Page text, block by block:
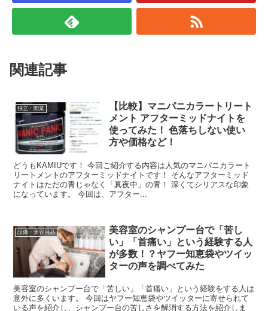
関連記事
独立・開業
【比較】マニパニカラートリート
メント アフターミッドナイトを
使ってみた！ 色落ちしない使い
方や価格など！
どうもKAMIUです！ 今回ご紹介する内容は人気のマニパニカラート
リートメントのアフターミッドナイトです！ そんなアフターミッド
ナイトはただの青じゃなく「真夜中」の青！ 深くてシリアスな印象
になっています。 今回は、アフター...
設備・美容用品
美容室のシャンプー台で「苦し
い」「首痛い」という経験する人
が多数！？ヤフー知恵袋やツイッ
ターの声を調べてみた
美容室のシャンプー台で「苦しい」「首痛い」という経験をする人は
意外に多くいます。 今回はヤフー知恵袋やツイッターに寄せられて
いる声を紹介し、シャンプー台の苦しさを解消する方法を紹介しま